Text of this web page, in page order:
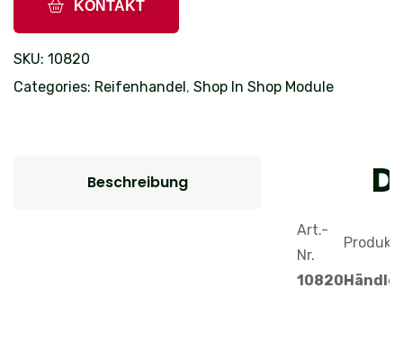
KONTAKT
SKU: 10820
Categories: Reifenhandel, Shop In Shop Module
Beschreibung
Art.-
Nr.
10820